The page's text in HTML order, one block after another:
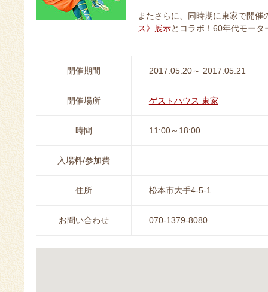
またさらに、同時期に東家で開催
ス》展示とコラボ！60年代モー
開催期間 2017.05.20～ 2017.05.21
開催場所 ゲストハウス 東家
時間 11:00～18:00
入場料/参加費
住所 松本市大手4-5-1
お問い合わせ 070-1379-8080